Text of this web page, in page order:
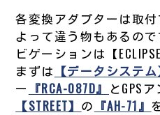
各変換アダプターは取
よって違う物もあるの
ビゲーションは【
まずは 【データシステム
ー 『RCA-087D』 とGPS
【STREET】 の 『AH-71』